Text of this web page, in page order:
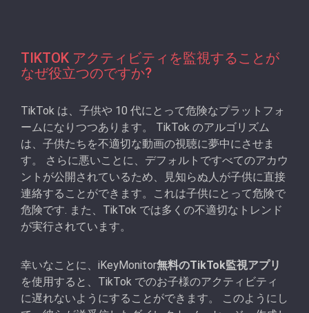
TIKTOK アクティビティを監視することが
なぜ役立つのですか?
TikTok は、子供や 10 代にとって危険なプラットフォ
ームになりつつあります。 TikTok のアルゴリズム
は、子供たちを不適切な動画の視聴に夢中にさせま
す。 さらに悪いことに、デフォルトですべてのアカウ
ントが公開されているため、見知らぬ人が子供に直接
連絡することができます。これは子供にとって危険で
危険です. また、TikTok では多くの不適切なトレンド
が実行されています。
幸いなことに、iKeyMonitor無料のTikTok監視アプリ
を使用すると、TikTok でのお子様のアクティビティ
に遅れないようにすることができます。 このようにし